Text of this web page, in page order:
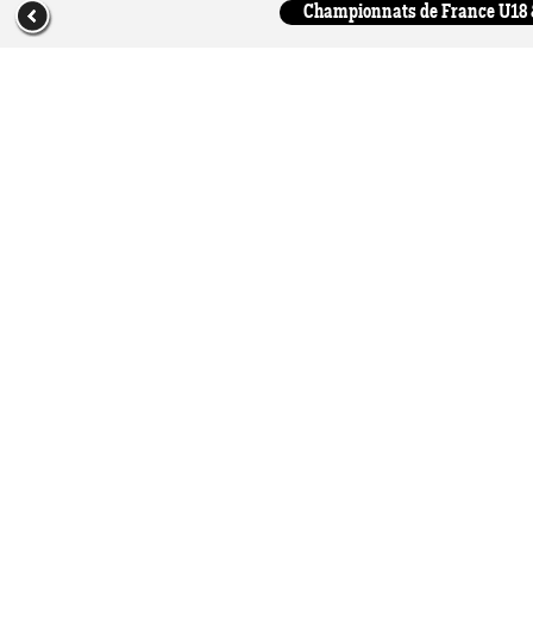
Championnats de France U18